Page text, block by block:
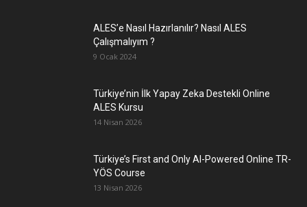
ALES’e Nasıl Hazırlanılır? Nasıl ALES
Çalışmalıyım ?
9 Ocak 2024
Türkiye’nin İlk Yapay Zeka Destekli Online
ALES Kursu
14 Nisan 2026
Türkiye’s First and Only AI-Powered Online TR-
YÖS Course
13 Nisan 2026